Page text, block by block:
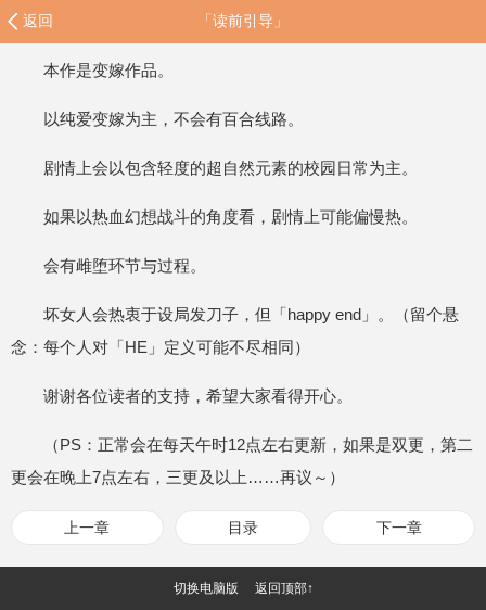
返回 「读前引导」
本作是变嫁作品。
以纯爱变嫁为主，不会有百合线路。
剧情上会以包含轻度的超自然元素的校园日常为主。
如果以热血幻想战斗的角度看，剧情上可能偏慢热。
会有雌堕环节与过程。
坏女人会热衷于设局发刀子，但「happy end」。（留个悬
念：每个人对「HE」定义可能不尽相同）
谢谢各位读者的支持，希望大家看得开心。
（PS：正常会在每天午时12点左右更新，如果是双更，第二
更会在晚上7点左右，三更及以上……再议～）
上一章 目录 下一章
切换电脑版 返回顶部↑